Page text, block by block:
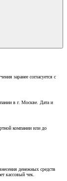
заранее согласуется с
в г. Москве. Дата и
компании или до
денежных средств
кассовый чек.